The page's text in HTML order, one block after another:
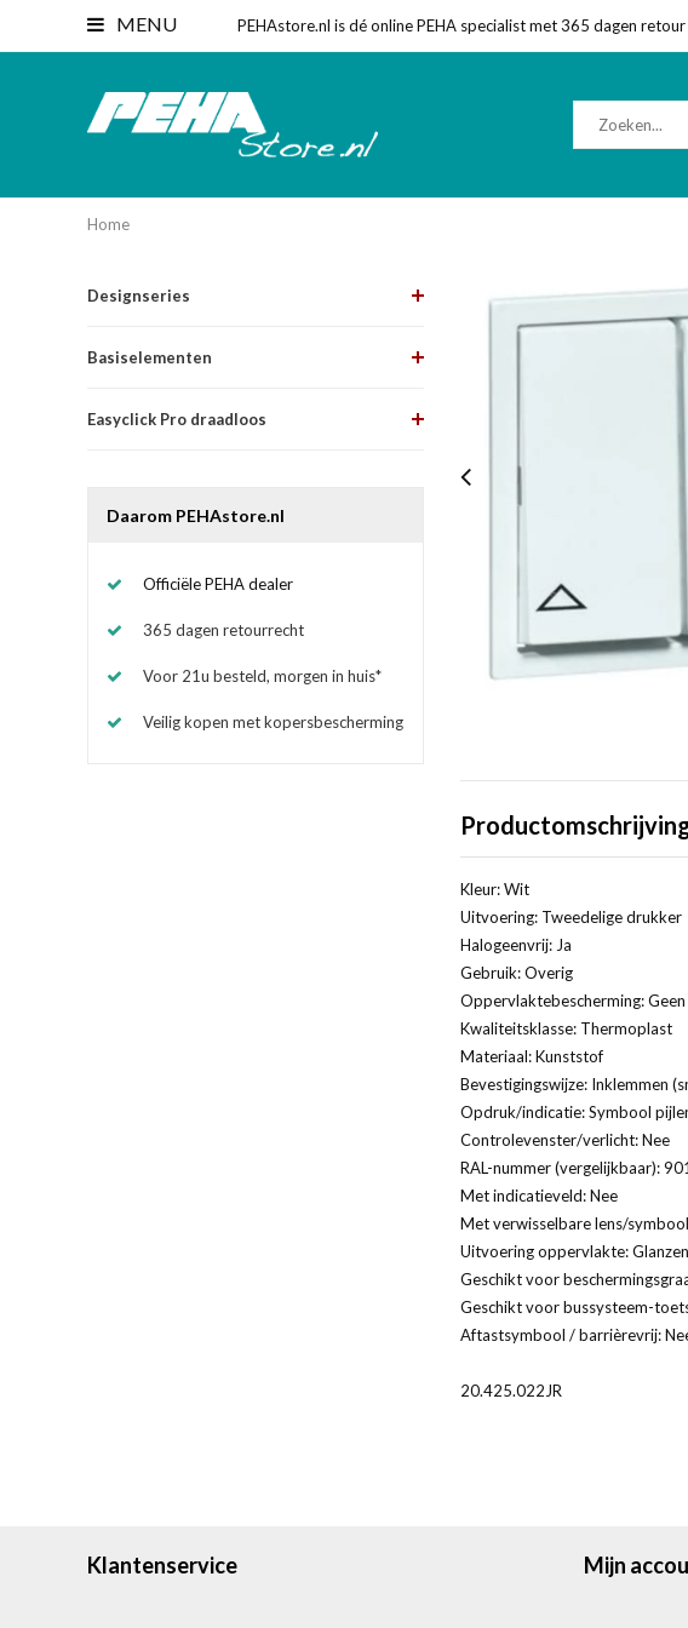
MENU PEHAstore.nl is dé online PEHA specialist met 365 dagen
Home
Designseries
Basiselementen
Easyclick Pro draadloos
Daarom PEHAstore.nl
Officiële PEHA dealer
365 dagen retourrecht
Voor 21u besteld, morgen in huis*
Veilig kopen met kopersbescherming
Kleur: Wit
Uitvoering: Tweedelige drukker
Halogeenvrij: Ja
Gebruik: Overig
Oppervlaktebescherming:
Kwaliteitsklasse: Thermoplast
Materiaal: Kunststof
Bevestigingswijze: Inklemmen
Opdruk/indicatie: Symbool
Controlevenster/verlicht: Nee
RAL-nummer (vergelijkbaar):
Met indicatieveld: Nee
Met verwisselbare lens/
Uitvoering oppervlakte:
Geschikt voor
Geschikt voor bussysteem-
Aftastsymbool / barrièrevrij:
20.425.022JR
Klantenservice Mijn